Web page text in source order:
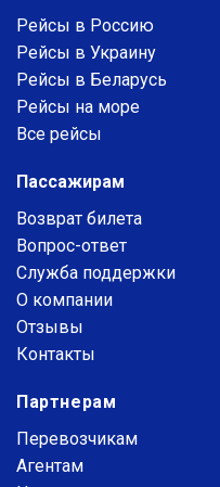
Рейсы в Россию
Рейсы в Украину
Рейсы в Беларусь
Рейсы на море
Все рейсы
Пассажирам
Возврат билета
Вопрос-ответ
Служба поддержки
О компании
Отзывы
Контакты
Партнерам
Перевозчикам
Агентам